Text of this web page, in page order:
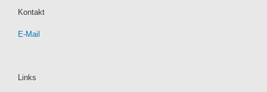
Kontakt
E-Mail
Links